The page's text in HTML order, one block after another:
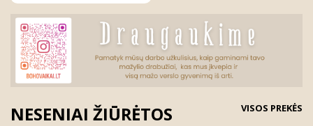
NESENIAI ŽIŪRĖTOS VISOS PREKĖS